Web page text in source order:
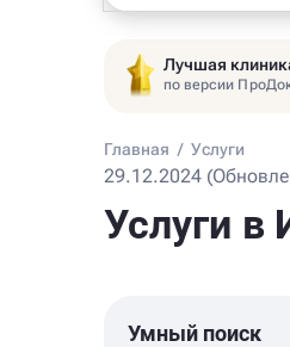
Лучшая
по версии
Главная / Услуги
29.12.2024
Услуги в
Умный поиск